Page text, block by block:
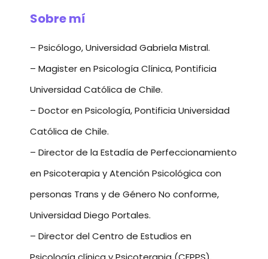
Sobre mí
– Psicólogo, Universidad Gabriela Mistral.
– Magister en Psicología Clínica, Pontificia
Universidad Católica de Chile.
– Doctor en Psicología, Pontificia Universidad
Católica de Chile.
– Director de la Estadía de Perfeccionamiento
en Psicoterapia y Atención Psicológica con
personas Trans y de Género No conforme,
Universidad Diego Portales.
– Director del Centro de Estudios en